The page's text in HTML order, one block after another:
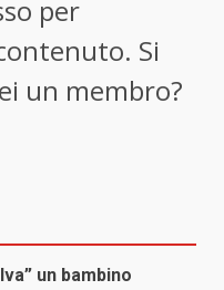
per
Si
un membro?
un bambino